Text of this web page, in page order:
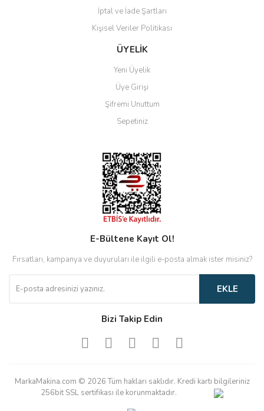
Gönder
İptal ve İade Şartları
Kişisel Veriler Politikası
ÜYELİK
Yeni Üyelik
Üye Girişi
Şifremi Unuttum
Sepetiniz
E-Bültene Kayıt Ol!
Fırsatları, kampanya ve duyuruları ile ilgili e-posta almak ister misiniz?
EKLE
Bizi Takip Edin
MarkaMakina.com © 2026 Tüm hakları saklıdır. Kredi kartı bilgileriniz
256bit SSL sertifikası ile korunmaktadır.